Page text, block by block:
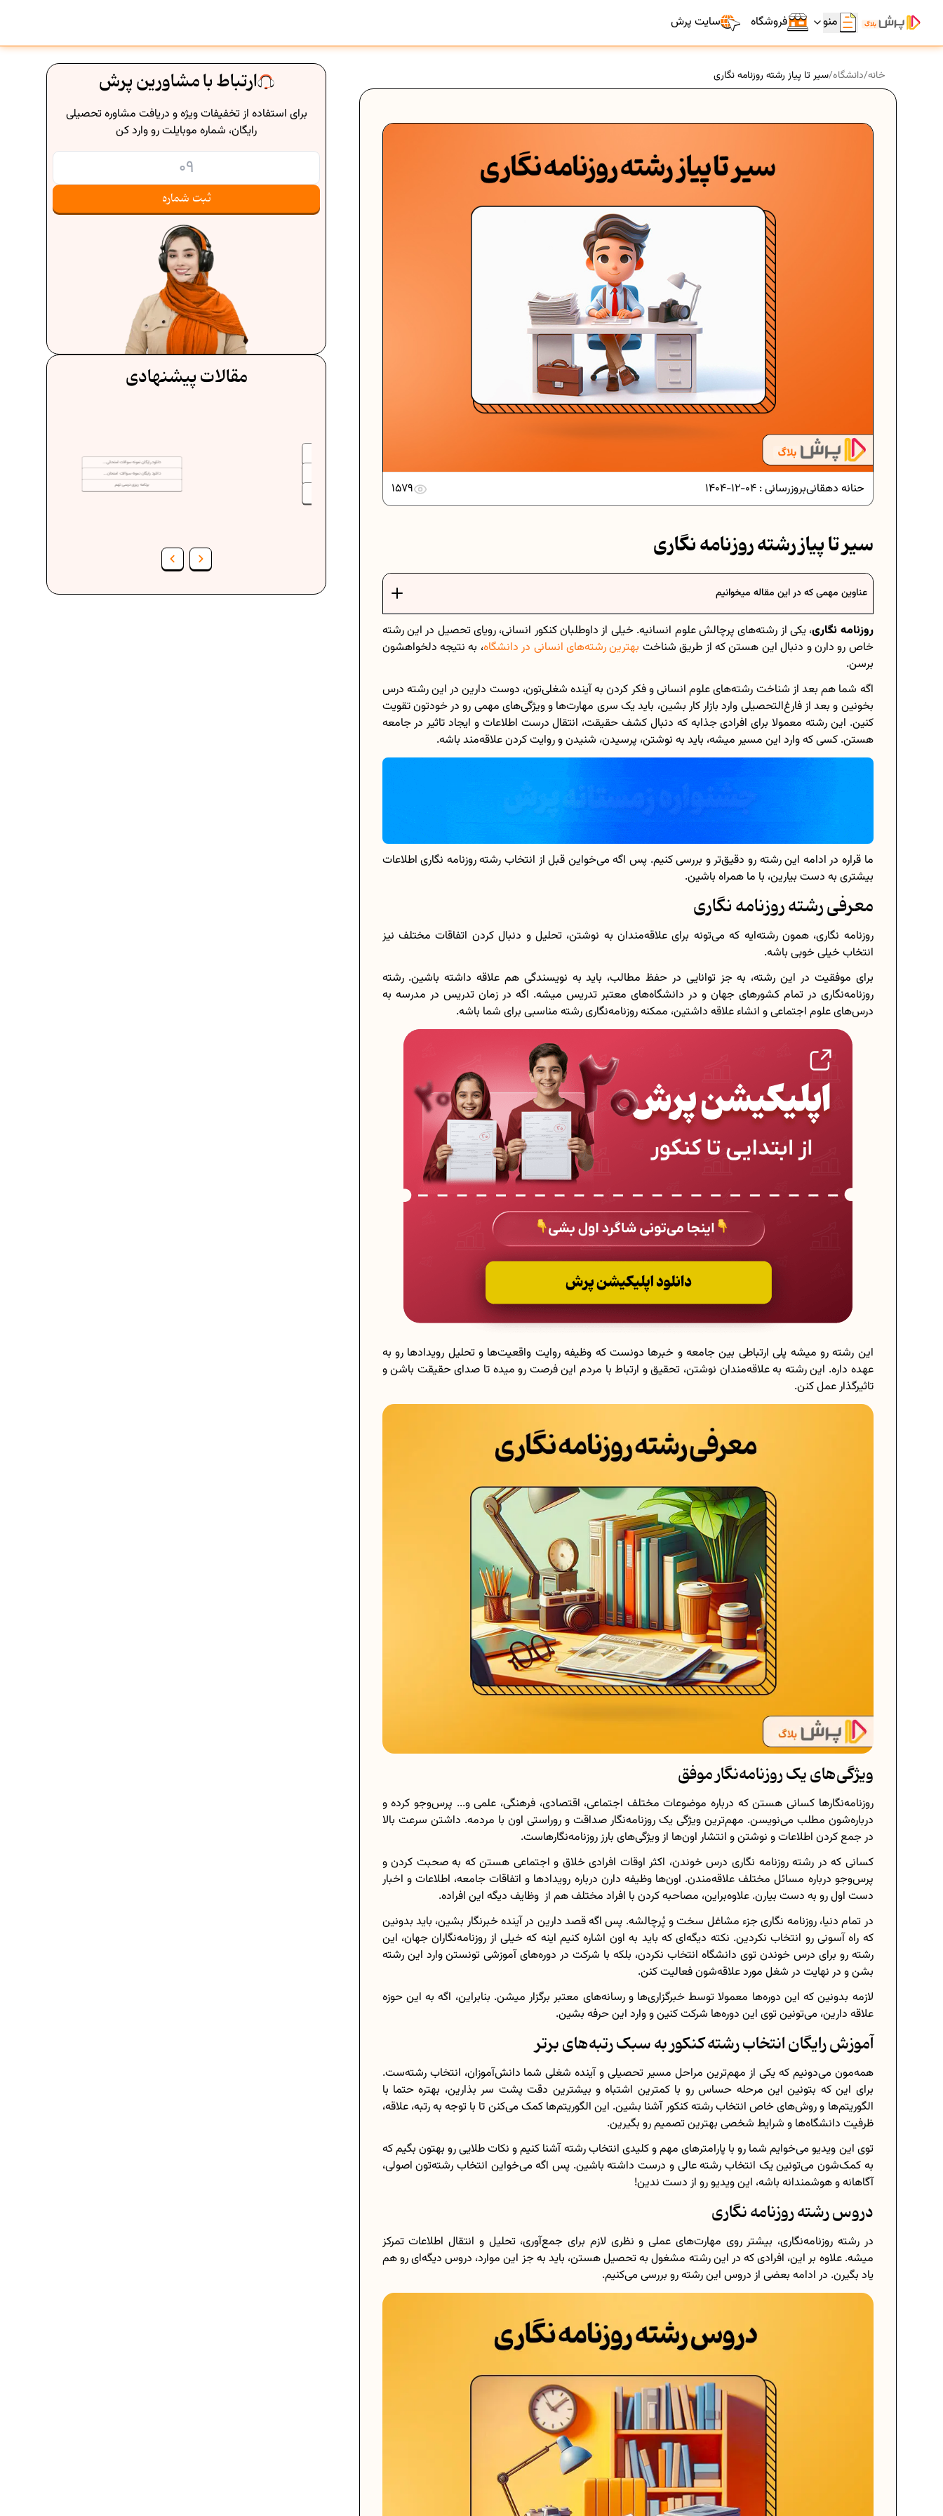
سایت پرش فروشگاه منو
ارتباط با مشاورین پرش
برای استفاده از تخفیفات ویژه و دریافت مشاوره تحصیلی
رایگان، شماره موبایلت رو وارد کن
ثبت شماره
مقالات پیشنهادی
دانلود رایگان نمونه سوالات امتحانی...
دانلود رایگان نمونه سوالات امتحان...
فرمول حجم اشکال هندسی در ریاضیات
برنامه‌ ریزی درسی هفتم
عادات افراد موفق
برنامه‌ ریزی درسی هشتم
چگونه برنامه‌ ریزی درسی کنیم؟
دانلود رایگان نمونه سوالات امتحانی...
دانلود رایگان کتاب‌های دوازدهم...
اعداد صحیح، طبیعی و گویا چه اعدادی...
حذفیات کنکور انسانی 1404
دانلود رایگان نمونه سوالات امتحان...
برنامه‌ ریزی درسی نهم
فرمول حجم اشکال هندسی در ریاضیات
برنامه‌ ریزی درسی هفتم
عادات افراد موفق
برنامه‌ ریزی درسی هشتم
چگونه برنامه‌ ریزی درسی کنیم؟
دانلود رایگان نمونه سوالات امتحانی...
دانلود رایگان کتاب‌های دوازدهم...
اعداد صحیح، طبیعی و گویا چه اعدادی...
دانلود رایگان نمونه سوالات امتحانی...
دانلود رایگان نمونه سوالات امتحان...
فرمول حجم اشکال هندسی در ریاضیات
برنامه‌ ریزی درسی هفتم
خانه/دانشگاه/سیر تا پیاز رشته روزنامه نگاری
بروزرسانی : 04-12-1404 حنانه دهقانی 1579
سیر تا پیاز رشته روزنامه نگاری
عناوین مهمی که در این مقاله میخوانیم
روزنامه‌ نگاری، یکی از رشته‌های پرچالش علوم انسانیه. خیلی از داوطلبان کنکور انسانی، رویای تحصیل در این رشته
خاص رو دارن و دنبال این هستن که از طریق شناخت بهترین رشته‌های انسانی در دانشگاه، به نتیجه دلخواهشون
برسن.
اگه شما هم بعد از شناخت رشته‌های علوم انسانی و فکر کردن به آینده شغلی‌تون، دوست دارین در این رشته درس
بخونین و بعد از فارغ‌التحصیلی وارد بازار کار بشین، باید یک سری مهارت‌ها و ویژگی‌های مهمی رو در خودتون تقویت
کنین. این رشته معمولا برای افرادی جذابه که دنبال کشف حقیقت، انتقال درست اطلاعات و ایجاد تاثیر در جامعه‌
هستن. کسی که وارد این مسیر میشه، باید به نوشتن، پرسیدن، شنیدن و روایت کردن علاقه‌مند باشه.
ما قراره در ادامه این رشته رو دقیق‌تر و بررسی کنیم. پس اگه می‌خواین قبل از انتخاب رشته روزنامه نگاری اطلاعات
بیشتری به دست بیارین، با ما همراه باشین.
معرفی رشته روزنامه‌ نگاری
روزنامه نگاری، همون رشته‌ایه که می‌تونه برای علاقه‌مندان به نوشتن، تحلیل و دنبال کردن اتفاقات مختلف نیز
انتخاب خیلی خوبی باشه.
برای موفقیت در این رشته، به جز توانایی در حفظ مطالب، باید به نویسندگی هم علاقه داشته باشین. رشته
روزنامه‌نگاری در تمام کشورهای جهان و در دانشگاه‌های معتبر تدریس میشه. اگه در زمان تدریس در مدرسه به
درس‌های علوم اجتماعی و انشاء علاقه داشتین، ممکنه روزنامه‌نگاری رشته‌ مناسبی برای شما باشه.
این رشته رو میشه پلی ارتباطی بین جامعه و خبرها دونست که وظیفه روایت واقعیت‌ها و تحلیل رویدادها رو به
عهده داره. این رشته به علاقه‌مندان نوشتن، تحقیق و ارتباط با مردم این فرصت رو میده تا صدای حقیقت باشن و
تاثیرگذار عمل کنن.
ویژگی‌های یک روزنامه‌‌نگار موفق
روزنامه‌نگارها کسانی هستن که درباره موضوعات مختلف اجتماعی، اقتصادی، فرهنگی، علمی و... پرس‌‌و‌جو کرده و
درباره‌شون مطلب می‌نویسن. مهم‌ترین ویژگی یک روزنامه‌نگار صداقت و روراستی اون با مردمه. داشتن سرعت بالا
در جمع کردن اطلاعات و نوشتن و انتشار اون‌ها از ویژگی‌های بارز روزنامه‌‌نگارهاست.
کسانی که در رشته روزنامه نگاری درس خوندن، اکثر اوقات افرادی خلاق و اجتماعی هستن که به صحبت کردن و
پرس‌‌و‌جو درباره مسائل مختلف علاقه‌مندن. اون‌ها وظیفه دارن درباره رویدادها و اتفاقات جامعه، اطلاعات و اخبار
دست اول رو به دست بیارن. علاوه‌‎براین، مصاحبه کردن با افراد مختلف هم از وظایف دیگه این افراده.
در تمام دنیا، روزنامه‌ نگاری جزء مشاغل سخت و پُرچالشه. پس اگه قصد دارین در آینده خبرنگار بشین، باید بدونین
که راه آسونی رو انتخاب نکردین. نکته‌ دیگه‌ای که باید به اون اشاره کنیم اینه که خیلی از روزنامه‌نگاران جهان، این
رشته رو برای درس خوندن توی دانشگاه انتخاب نکردن، بلکه با شرکت در دوره‌های آموزشی تونستن وارد این رشته
بشن و در نهایت در شغل مورد علاقه‌شون فعالیت کنن.
لازمه بدونین که این دوره‌ها معمولا توسط خبرگزاری‌ها و رسانه‌های معتبر برگزار میشن. بنابراین، اگه به این حوزه
علاقه دارین، می‌تونین توی این دوره‌ها شرکت کنین و وارد این حرفه بشین.
آموزش رایگان انتخاب رشته کنکور به سبک رتبه‌های برتر
همه‌مون می‌دونیم که یکی از مهم‌ترین مراحل مسیر تحصیلی و آینده شغلی شما دانش‌آموزان، انتخاب رشته‌ست.
برای این که بتونین این مرحله حساس رو با کمترین اشتباه و بیشترین دقت پشت سر بذارین، بهتره حتما با
الگوریتم‌ها و روش‌های خاص انتخاب رشته کنکور آشنا بشین. این الگوریتم‌ها کمک می‌کنن تا با توجه به رتبه، علاقه،
ظرفیت دانشگاه‌ها و شرایط شخصی بهترین تصمیم رو بگیرین.
توی این ویدیو می‌خوایم شما رو با پارامترهای مهم و کلیدی انتخاب رشته آشنا کنیم و نکات طلایی رو بهتون بگیم که
به کمک‌شون می‌تونین یک انتخاب رشته عالی و درست داشته باشین. پس اگه می‌خواین انتخاب رشته‌تون اصولی،
آگاهانه و هوشمندانه باشه، این ویدیو رو از دست ندین!
دروس رشته روزنامه نگاری
در رشته روزنامه‌نگاری، بیشتر روی مهارت‌های عملی و نظری لازم برای جمع‌آوری، تحلیل و انتقال اطلاعات تمرکز
میشه. علاوه بر این، افرادی که در این رشته مشغول به تحصیل هستن، باید به جز این موارد، دروس دیگه‌ای رو هم
یاد بگیرن. در ادامه بعضی از دروس این رشته رو بررسی می‌کنیم.